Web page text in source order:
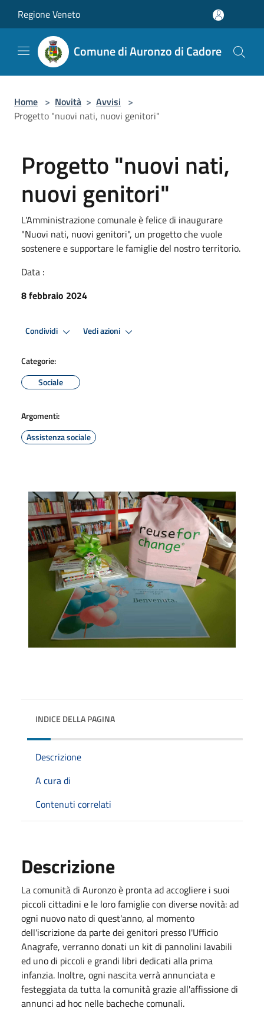
Regione Veneto
Comune di Auronzo di Cadore
Home > Novità > Avvisi >
Progetto "nuovi nati, nuovi genitori"
Progetto "nuovi nati,
nuovi genitori"
L'Amministrazione comunale è felice di inaugurare
"Nuovi nati, nuovi genitori", un progetto che vuole
sostenere e supportare le famiglie del nostro territorio.
Data :
8 febbraio 2024
Condividi Vedi azioni
Categorie:
Sociale
Argomenti:
Assistenza sociale
INDICE DELLA PAGINA
Descrizione
A cura di
Contenuti correlati
Descrizione
La comunità di Auronzo è pronta ad accogliere i suoi
piccoli cittadini e le loro famiglie con diverse novità: ad
ogni nuovo nato di quest'anno, al momento
dell'iscrizione da parte dei genitori presso l'Ufficio
Anagrafe, verranno donati un kit di pannolini lavabili
ed uno di piccoli e grandi libri dedicati alla prima
infanzia. Inoltre, ogni nascita verrà annunciata e
festeggiata da tutta la comunità grazie all'affissione di
annunci ad hoc nelle bacheche comunali.